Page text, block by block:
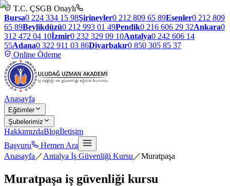
T.C. ÇSGB Onaylı
Bursa0 224 334 15 98Şirinevler0 212 809 65 89Esenler0 212 809
65 89Beylikdüzü0 212 993 01 49Pendik0 216 606 29 32Ankara0
312 472 04 10İzmir0 232 329 09 10Antalya0 242 606 14
55Adana0 322 911 03 86Diyarbakır0 850 305 85 37
Online Ödeme
Anasayfa
Eğitimler
Şubelerimiz
HakkımızdaBlogİletişim
Başvuru
Hemen Ara
Anasayfa ／Antalya İş Güvenliği Kursu ／Muratpaşa
Muratpaşa iş güvenliği kursu